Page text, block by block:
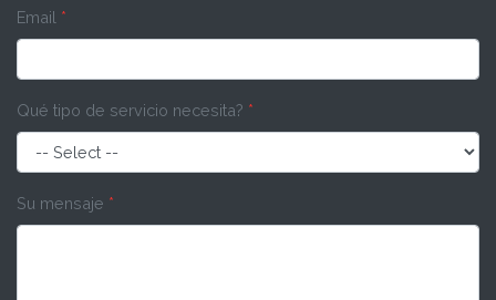
Email *
Qué tipo de servicio necesita? *
Su mensaje *